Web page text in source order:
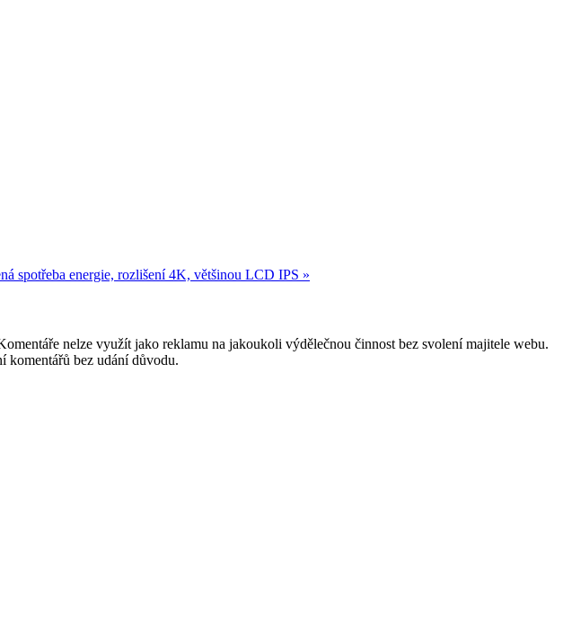
spotřeba energie, rozlišení 4K, většinou LCD IPS »
nelze využít jako reklamu na jakoukoli výdělečnou činnost bez svolení majitele webu.
komentářů bez udání důvodu.